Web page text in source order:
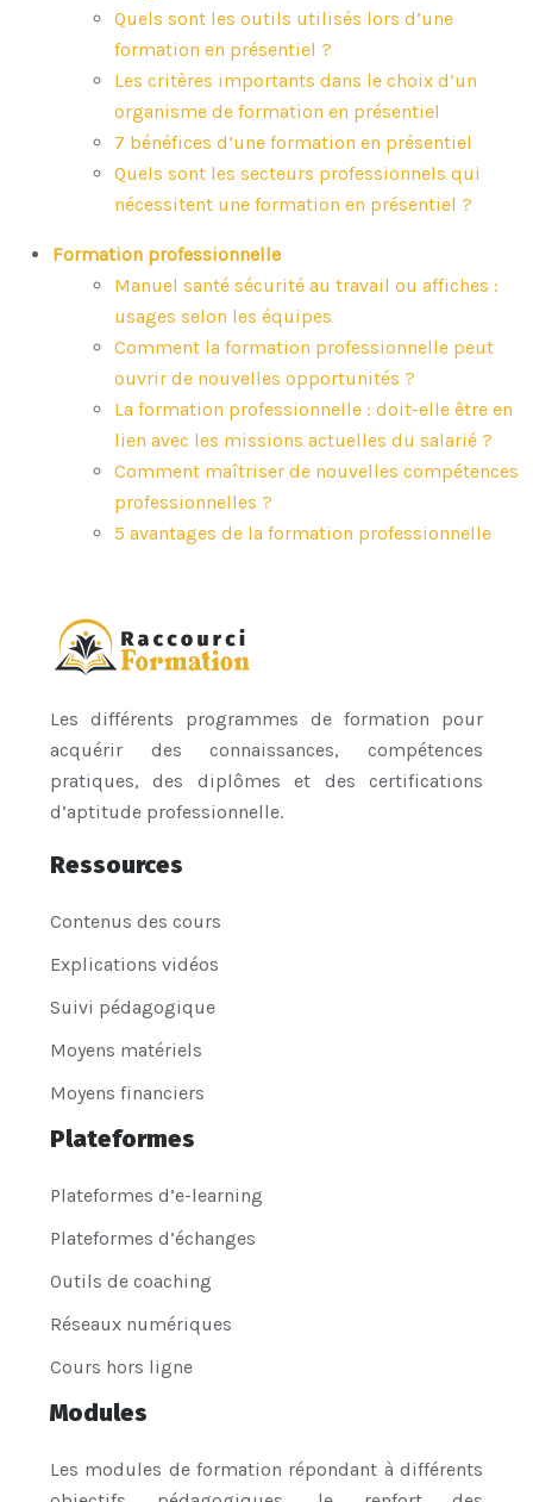
Quels sont les outils utilisés lors d’une
formation en présentiel ?
Les critères importants dans le choix d’un
organisme de formation en présentiel
7 bénéfices d’une formation en présentiel
Quels sont les secteurs professionnels qui
nécessitent une formation en présentiel ?
Formation professionnelle
Manuel santé sécurité au travail ou affiches :
usages selon les équipes
Comment la formation professionnelle peut
ouvrir de nouvelles opportunités ?
La formation professionnelle : doit-elle être en
lien avec les missions actuelles du salarié ?
Comment maîtriser de nouvelles compétences
professionnelles ?
5 avantages de la formation professionnelle
Les différents programmes de formation pour
acquérir des connaissances, compétences
pratiques, des diplômes et des certifications
d’aptitude professionnelle.
Ressources
Contenus des cours
Explications vidéos
Suivi pédagogique
Moyens matériels
Moyens financiers
Plateformes
Plateformes d’e-learning
Plateformes d’échanges
Outils de coaching
Réseaux numériques
Cours hors ligne
Modules
Les modules de formation répondant à différents